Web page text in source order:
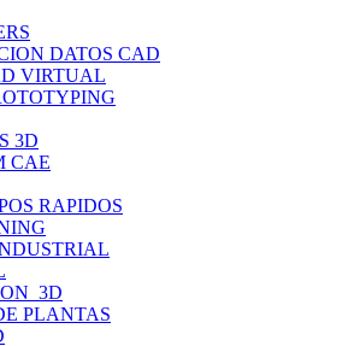
DATOS CAD
VIRTUAL
3D
CAE
RAPIDOS
PLANTAS